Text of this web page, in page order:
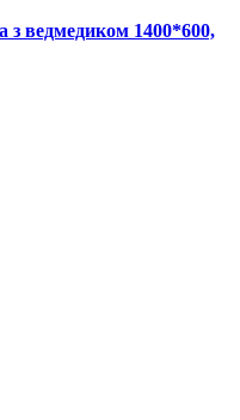
ведмедиком 1400*600,